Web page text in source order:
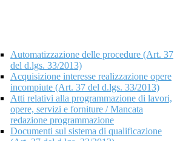
Automatizzazione delle procedure (Art. 37
del d.lgs. 33/2013)
Acquisizione interesse realizzazione opere
incompiute (Art. 37 del d.lgs. 33/2013)
Atti relativi alla programmazione di lavori,
opere, servizi e forniture / Mancata
redazione programmazione
Documenti sul sistema di qualificazione